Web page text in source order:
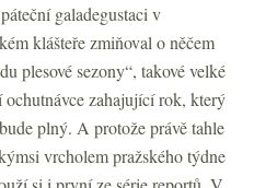
galadegustaci v
klášteře zmiňoval o něčem
plesové sezony“, takové velké
ochutnávce zahajující rok, který
plný. A protože právě tahle
vrcholem pražského týdne